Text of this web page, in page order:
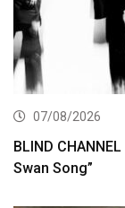
07/08/2026
BLIND
Swan Song”